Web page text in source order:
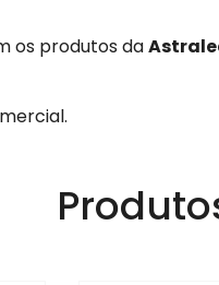
os produtos da